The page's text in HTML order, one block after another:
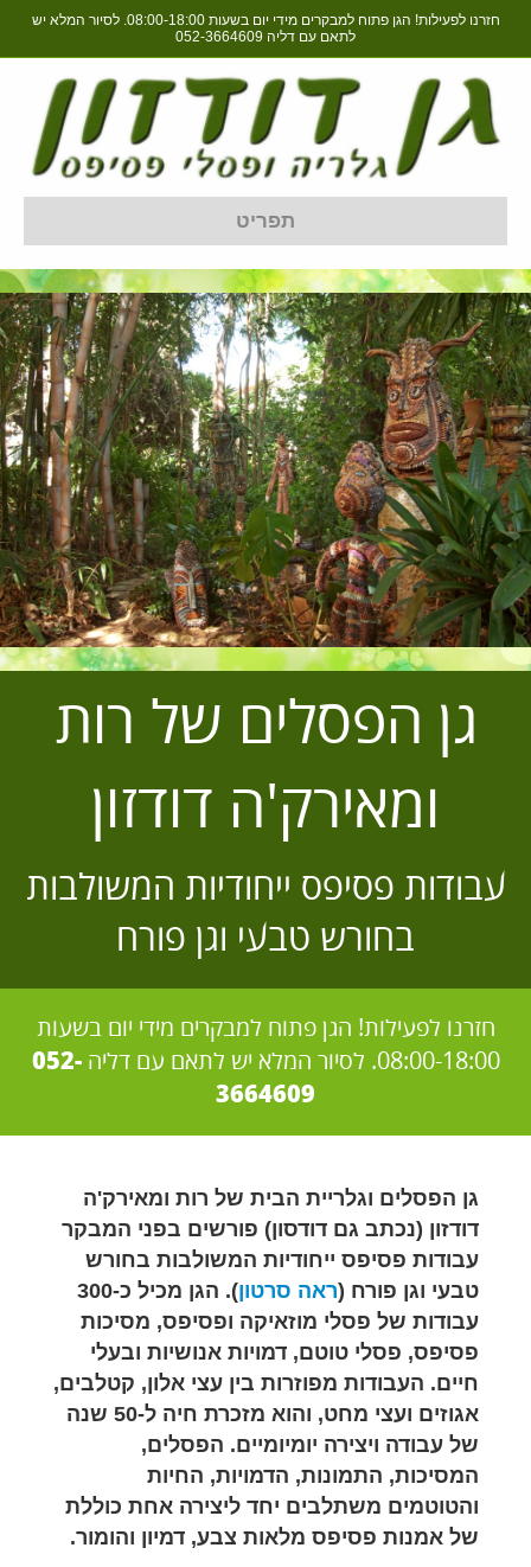
חזרנו לפעילות! הגן פתוח למבקרים מידי יום בשעות 08:00-18:00. לסיור המלא יש
לתאם עם דליה 052-3664609
תפריט
גן הפסלים של רות
ומאירק'ה דודזון
עבודות פסיפס ייחודיות המשולבות
בחורש טבעי וגן פורח
חזרנו לפעילות! הגן פתוח למבקרים מידי יום בשעות
08:00-18:00. לסיור המלא יש לתאם עם דליה
052-
3664609
גן הפסלים וגלריית הבית של רות ומאירק'ה
דודזון (נכתב גם דודסון) פורשים בפני המבקר
עבודות פסיפס ייחודיות המשולבות בחורש
טבעי וגן פורח (ראה סרטון
). הגן מכיל כ-300
עבודות של פסלי מוזאיקה ופסיפס, מסיכות
פסיפס, פסלי טוטם, דמויות אנושיות ובעלי
חיים. העבודות מפוזרות בין עצי אלון, קטלבים,
אגוזים ועצי מחט, והוא מזכרת חיה ל-50 שנה
של עבודה ויצירה יומיומיים. הפסלים,
המסיכות, התמונות, הדמויות, החיות
והטוטמים משתלבים יחד ליצירה אחת כוללת
של אמנות פסיפס מלאות צבע, דמיון והומור.